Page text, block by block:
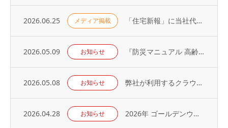
2026.06.25 メディア掲載 「住宅新報」に当社代表の取材記事が掲載されました（2026年6月23日号）
2026.05.09 お知らせ 『防災マニュアル 高齢入居者・外国人入居者対応編』当社代表が制作に協力
2026.05.08 お知らせ 弊社が利用するクラウドサービスへの不正アクセス発生に関するお知らせとお詫び
2026.04.28 お知らせ 2026年 ゴールデンウィーク休業のお知らせ